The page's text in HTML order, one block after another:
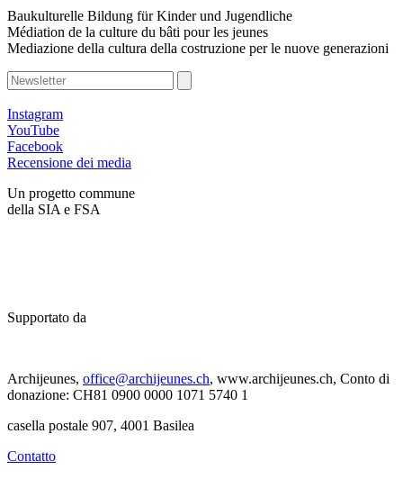
Baukulturelle Bildung für Kinder und Jugendliche
Médiation de la culture du bâti pour les jeunes
Mediazione della cultura della costruzione per le nuove generazioni
Instagram
YouTube
Facebook
Recensione dei media
Un progetto commune
della SIA e FSA
Supportato da
Archijeunes, office@archijeunes.ch, www.archijeunes.ch, Conto di
donazione: CH81 0900 0000 1071 5740 1
casella postale 907, 4001 Basilea
Contatto